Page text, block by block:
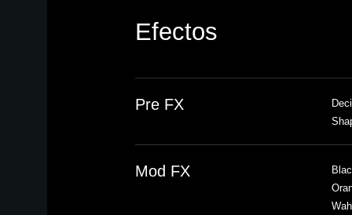
Efectos
Pre FX
Mod FX
Wah